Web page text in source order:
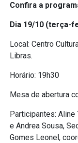
Confira a
Dia 19/10 (terça-
Local: Centro
Libras.
Horário: 19h30
Mesa de abertura
Participantes: Aline
e Andrea Sousa,
Gomes Leonel,